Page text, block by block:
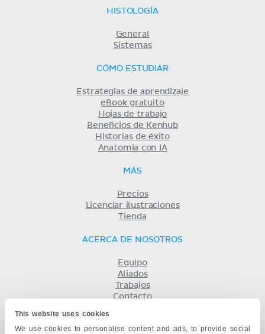
This website uses cookies
We use cookies to personalise content and ads, to provide social
HISTOLOGÍA
General
Sistemas
CÓMO ESTUDIAR
Estrategias de aprendizaje
eBook gratuito
Hojas de trabajo
Beneficios de Kenhub
Historias de éxito
Anatomia con IA
MÁS
Precios
Licenciar ilustraciones
Tienda
ACERCA DE NOSOTROS
Equipo
Aliados
Trabajos
Contacto
Privacidad